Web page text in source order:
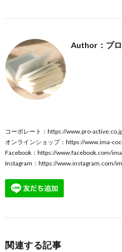
Author：プ
コーポレート： https://www.pro-
オンラインショップ： https://www.ima-
Facebook： https://www.facebook.com/
Instagram： https://www.instagram.com/
関連する記事